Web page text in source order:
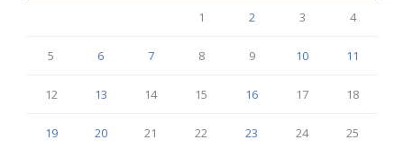
1 2 3 4
5 6 7 8 9 10 11
12 13 14 15 16 17 18
19 20 21 22 23 24 25